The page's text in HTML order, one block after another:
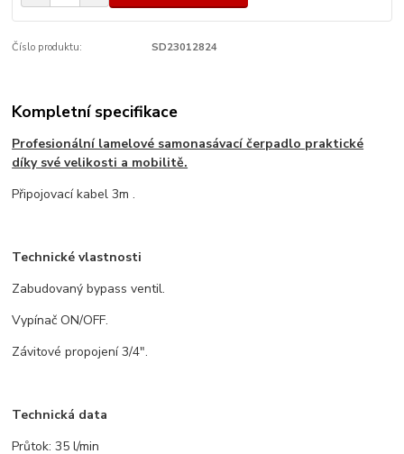
Číslo produktu: SD23012824
Kompletní specifikace
Profesionální lamelové samonasávací čerpadlo praktické
díky své velikosti a mobilitě.
Připojovací kabel 3m .
Technické vlastnosti
Zabudovaný bypass ventil.
Vypínač ON/OFF.
Závitové propojení 3/4".
Technická data
Průtok: 35 l/min